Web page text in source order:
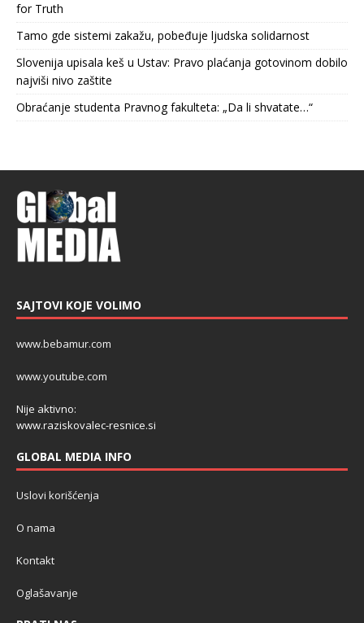
for Truth
Tamo gde sistemi zakažu, pobeđuje ljudska solidarnost
Slovenija upisala keš u Ustav: Pravo plaćanja gotovinom dobilo
najviši nivo zaštite
Obraćanje studenta Pravnog fakulteta: „Da li shvatate…“
SAJTOVI KOJE VOLIMO
www.bebamur.com
www.youtube.com
Nije aktivno:
www.raziskovalec-resnice.si
GLOBAL MEDIA INFO
Uslovi korišćenja
O nama
Kontakt
Oglašavanje